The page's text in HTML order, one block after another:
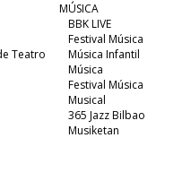
Teatro
MÚSICA
BBK LIVE
Festival Música
Música Infantil
Música
Festival Música
Musical
365 Jazz Bilbao
Musiketan